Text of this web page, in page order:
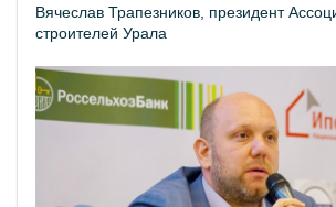
Вячеслав Трапезников, президент
строителей Урала